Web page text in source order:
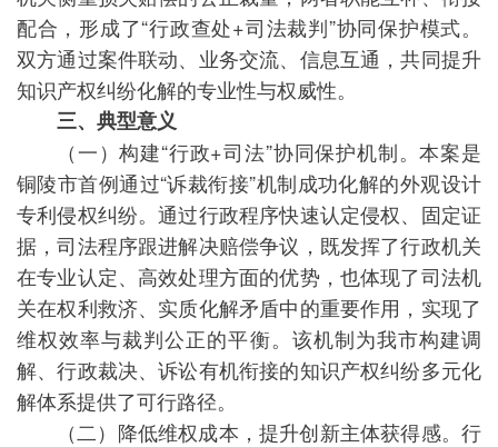
配合，形成了“行政查处+司法裁判”协同保护模式。
双方通过案件联动、业务交流、信息互通，共同提升
知识产权纠纷化解的专业性与权威性。
三、典型意义
（一）构建“行政+司法”协同保护机制。本案是
铜陵市首例通过“诉裁衔接”机制成功化解的外观设计
专利侵权纠纷。通过行政程序快速认定侵权、固定证
据，司法程序跟进解决赔偿争议，既发挥了行政机关
在专业认定、高效处理方面的优势，也体现了司法机
关在权利救济、实质化解矛盾中的重要作用，实现了
维权效率与裁判公正的平衡。该机制为我市构建调
解、行政裁决、诉讼有机衔接的知识产权纠纷多元化
解体系提供了可行路径。
（二）降低维权成本，提升创新主体获得感。行